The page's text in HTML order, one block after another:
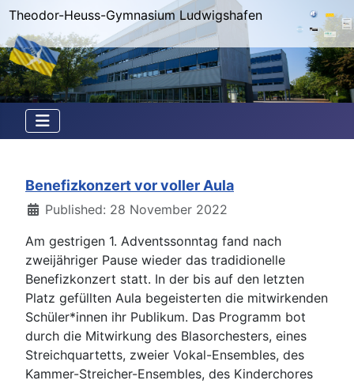
Theodor-Heuss-Gymnasium Ludwigshafen
Benefizkonzert vor voller Aula
DetailsPublished: 28 November 2022
Am gestrigen 1. Adventssonntag fand nach
zweijähriger Pause wieder das tradidionelle
Benefizkonzert statt. In der bis auf den letzten
Platz gefüllten Aula begeisterten die mitwirkenden
Schüler*innen ihr Publikum. Das Programm bot
durch die Mitwirkung des Blasorchesters, eines
Streichquartetts, zweier Vokal-Ensembles, des
Kammer-Streicher-Ensembles, des Kinderchores